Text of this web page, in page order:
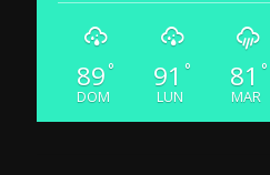
89 °
DOM
91 °
LUN
81 °
MAR